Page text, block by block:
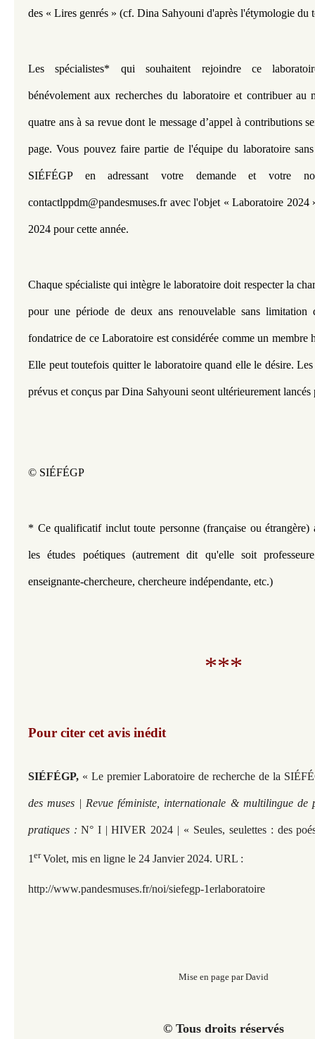
des « Lires genrés » (cf. Dina Sahyouni d'après l'étymologie du
Les spécialistes* qui souhaitent rejoindre ce
bénévolement aux recherches du laboratoire et contribuer au
quatre ans à sa revue dont le message d’appel à contributions
page. Vous pouvez faire partie de l'équipe du laboratoire
SIÉFÉGP en adressant votre demande et votre
contactlppdm@pandesmuses.fr avec l'objet « Laboratoire
2024 pour cette année.
Chaque spécialiste qui intègre le laboratoire doit respecter la
pour une période de deux ans renouvelable sans limitation
fondatrice de ce Laboratoire est considérée comme un membre
Elle peut toutefois quitter le laboratoire quand elle le désire.
prévus et conçus par Dina Sahyouni seont ultérieurement
© SIÉFÉGP
* Ce qualificatif inclut toute personne (française ou étrangère)
les études poétiques (autrement dit qu'elle soit
enseignante-chercheure, chercheure indépendante, etc.)
***
Pour citer cet avis inédit
SIÉFÉGP, « Le premier Laboratoire de recherche de la
des muses | Revue féministe, internationale & multilingue de
pratiques : N° I | HIVER 2024 | « Seules, seulettes : des
1 erVolet, mis en ligne le 24 Janvier 2024. URL :
http://www.pandesmuses.fr/noi/siefegp-1erlaboratoire
Mise en page par David
© Tous droits réservés